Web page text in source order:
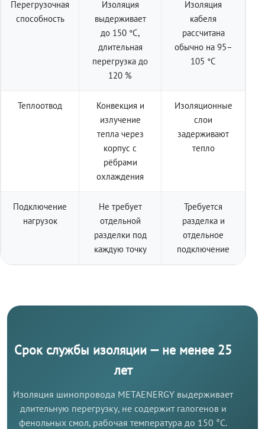
Перегрузочная
способность
Изоляция
выдерживает
до 150 °C,
длительная
перегрузка до
120 %
Изоляция
кабеля
рассчитана
обычно на 95–
105 °C
Теплоотвод
Конвекция и
излучение
тепла через
корпус с
рёбрами
охлаждения
Изоляционные
слои
задерживают
тепло
Подключение
нагрузок
Не требует
отдельной
разделки под
каждую точку
Требуется
разделка и
отдельное
подключение
Срок службы изоляции — не менее 25
лет
Изоляция шинопровода METAENERGY выдерживает
длительную перегрузку, не содержит галогенов и
фенольных смол, рабочая температура до 150 °C.